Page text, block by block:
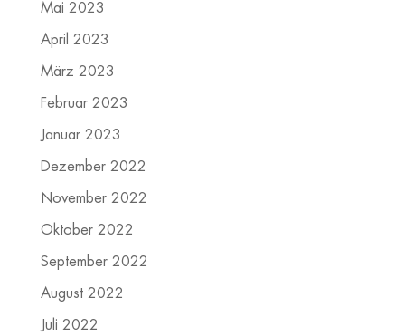
Mai 2023
April 2023
März 2023
Februar 2023
Januar 2023
Dezember 2022
November 2022
Oktober 2022
September 2022
August 2022
Juli 2022